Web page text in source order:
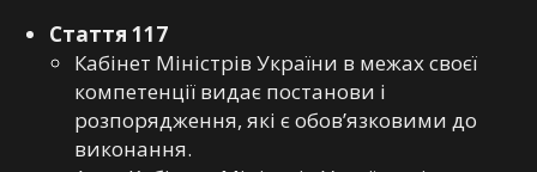
Стаття 117
Кабінет Міністрів України в межах своєї
компетенції видає постанови і
розпорядження, які є обов’язковими до
виконання.